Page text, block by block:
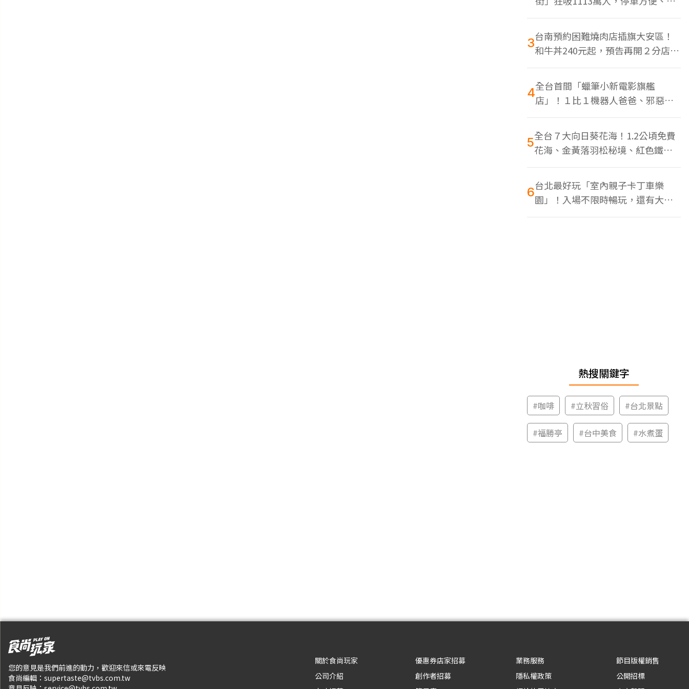
色美食多
3台南預約困難燒肉店插旗大安區！
和牛丼240元起，預告再開２分店、
地點曝光
4全台首間「蠟筆小新電影旗艦
店」！１比１機器人爸爸、邪惡正
男，百款周邊買翻
5全台７大向日葵花海！1.2公頃免費
花海、金黃落羽松秘境、紅色鐵橋
同框
6台北最好玩「室內親子卡丁車樂
園」！入場不限時暢玩，還有大螢
幕Switch遊戲區
熱搜關鍵字
#咖啡 #立秋習俗 #台北景點
#福勝亭 #台中美食 #水煮蛋
您的意見是我們前進的動力，歡迎來信或來電反映
食尚編輯： supertaste@tvbs.com.tw
關於食尚玩家
公司介紹
優惠券店家招募
創作者招募
業務服務
隱私權政策
節目版權銷售
公開招標